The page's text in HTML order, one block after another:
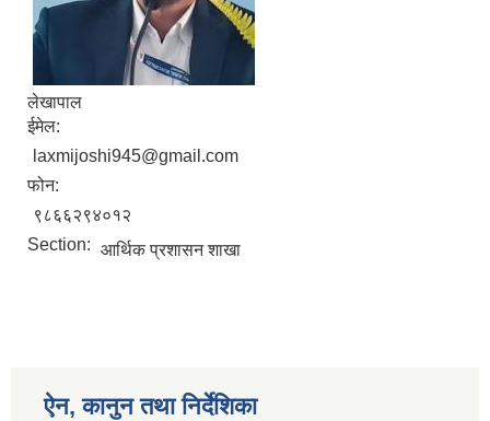
लेखापाल
ईमेल:
laxmijoshi945@gmail.com
फोन:
९८६६२९४०१२
Section: आर्थिक प्रशासन शाखा
ऐन, कानुन तथा निर्देशिका